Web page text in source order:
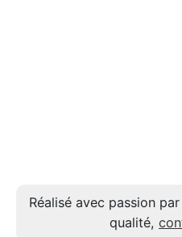
Réalisé avec passion
qualité,